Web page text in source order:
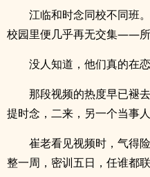
江临和时念同校不同班
校园里便几乎再无交集——所
没人知道，他们真的在恋
那段视频的热度早已褪
提时念，二来，另一个当事
崔老看见视频时，气得
整一周，密训五日，任谁都联